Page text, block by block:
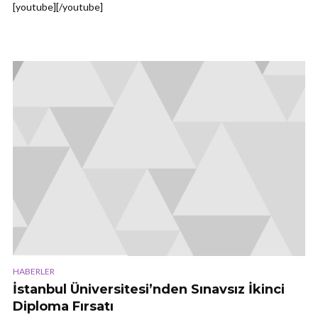
[youtube][/youtube]
HABERLER
İstanbul Üniversitesi’nden Sınavsız İkinci
Diploma Fırsatı